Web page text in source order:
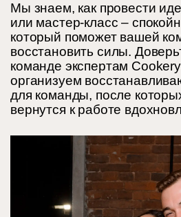
Мы знаем, как провести
или мастер-класс –
который поможет вашей
восстановить силы.
команде экспертам
организуем
для команды, после
вернутся к работе